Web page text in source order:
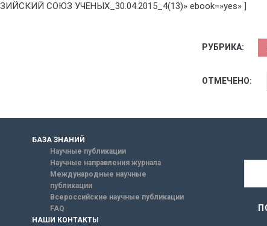
СОЮЗ УЧЕНЫХ_30.04.2015_4(13)» ebook=»yes» ]
РУБРИКА:
ОТМЕЧЕНО:
БАЗА ЗНАНИЙ
Научные публикации
Научные направления журнала
Международные научные
публикации
Всероссийские научные публикации
FAQ
НАШИ КОНТАКТЫ